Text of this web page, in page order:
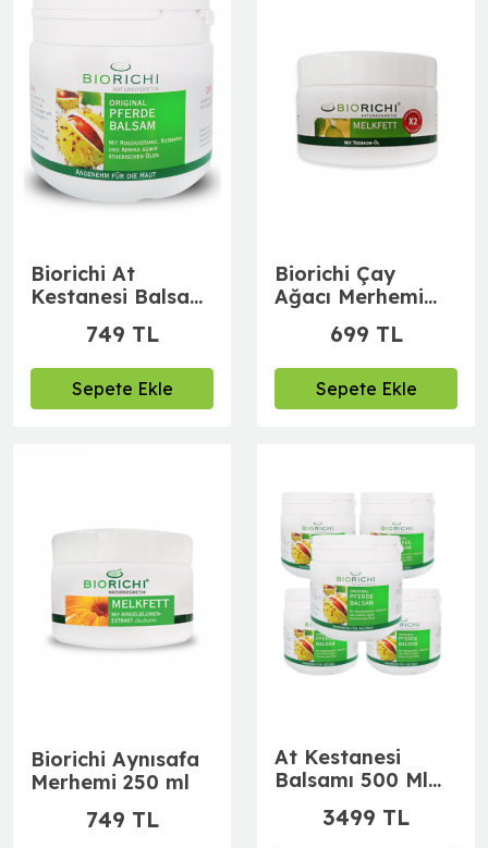
Biorichi At
Kestanesi Balsam
749 TL
Sepete Ekle
Biorichi Çay
Ağacı Merhemi
699 TL
Sepete Ekle
Biorichi Aynısafa
Merhemi 250 ml
749 TL
At Kestanesi
Balsamı 500 Ml
3499 TL